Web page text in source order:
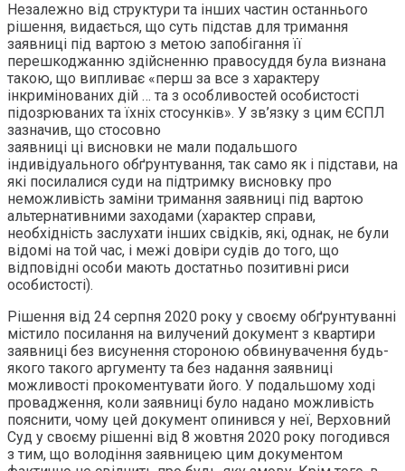
Незалежно від структури та інших частин останнього
рішення, видається, що суть підстав для тримання
заявниці під вартою з метою запобігання її
перешкоджанню здійсненню правосуддя була визнана
такою, що випливає «перш за все з характеру
інкримінованих дій … та з особливостей особистості
підозрюваних та їхніх стосунків». У зв’язку з цим ЄСПЛ
зазначив, що стосовно
заявниці ці висновки не мали подальшого
індивідуального обґрунтування, так само як і підстави, на
які посилалися суди на підтримку висновку про
неможливість заміни тримання заявниці під вартою
альтернативними заходами (характер справи,
необхідність заслухати інших свідків, які, однак, не були
відомі на той час, і межі довіри судів до того, що
відповідні особи мають достатньо позитивні риси
особистості).
Рішення від 24 серпня 2020 року у своєму обґрунтуванні
містило посилання на вилучений документ з квартири
заявниці без висунення стороною обвинувачення будь-
якого такого аргументу та без надання заявниці
можливості прокоментувати його. У подальшому ході
провадження, коли заявниці було надано можливість
пояснити, чому цей документ опинився у неї, Верховний
Суд у своєму рішенні від 8 жовтня 2020 року погодився
з тим, що володіння заявницею цим документом